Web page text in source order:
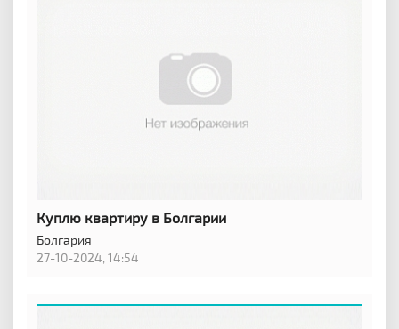
Куплю квартиру в Болгарии
Болгария
27-10-2024, 14:54